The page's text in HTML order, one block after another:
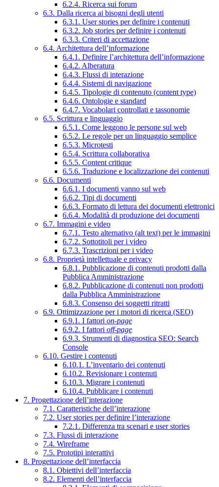
6.2.4. Ricerca sui forum
6.3. Dalla ricerca ai bisogni degli utenti
6.3.1. User stories per definire i contenuti
6.3.2. Job stories per definire i contenuti
6.3.3. Criteri di accettazione
6.4. Architettura dell’informazione
6.4.1. Definire l’architettura dell’informazione
6.4.2. Alberatura
6.4.3. Flussi di interazione
6.4.4. Sistemi di navigazione
6.4.5. Tipologie di contenuto (content type)
6.4.6. Ontologie e standard
6.4.7. Vocabolari controllati e tassonomie
6.5. Scrittura e linguaggio
6.5.1. Come leggono le persone sul web
6.5.2. Le regole per un linguaggio semplice
6.5.3. Microtesti
6.5.4. Scrittura collaborativa
6.5.5. Content critique
6.5.6. Traduzione e localizzazione dei contenuti
6.6. Documenti
6.6.1. I documenti vanno sul web
6.6.2. Tipi di documenti
6.6.3. Formato di lettura dei documenti elettronici
6.6.4. Modalità di produzione dei documenti
6.7. Immagini e video
6.7.1. Testo alternativo (alt text) per le immagini
6.7.2. Sottotitoli per i video
6.7.3. Trascrizioni per i video
6.8. Proprietà intellettuale e privacy
6.8.1. Pubblicazione di contenuti prodotti dalla
Pubblica Amministrazione
6.8.2. Pubblicazione di contenuti non prodotti
dalla Pubblica Amministrazione
6.8.3. Consenso dei soggetti ritratti
6.9. Ottimizzazione per i motori di ricerca (SEO)
6.9.1. I fattori on-page
6.9.2. I fattori off-page
6.9.3. Strumenti di diagnostica SEO: Search
Console
6.10. Gestire i contenuti
6.10.1. L’inventario dei contenuti
6.10.2. Revisionare i contenuti
6.10.3. Migrare i contenuti
6.10.4. Pubblicare i contenuti
7. Progettazione dell’interazione
7.1. Caratteristiche dell’interazione
7.2. User stories per definire l’interazione
7.2.1. Differenza tra scenari e user stories
7.3. Flussi di interazione
7.4. Wireframe
7.5. Prototipi interattivi
8. Progettazione dell’interfaccia
8.1. Obiettivi dell’interfaccia
8.2. Elementi dell’interfaccia